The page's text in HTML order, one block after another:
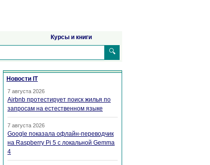
Курсы и книги
🔍
Новости IT
7 августа 2026
Airbnb протестирует поиск жилья по
запросам на естественном языке
7 августа 2026
Google показала офлайн-переводчик
на Raspberry Pi 5 с локальной Gemma
4